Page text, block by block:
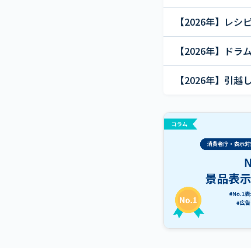
【2026年】レシ
【2026年】ドラ
【2026年】引越